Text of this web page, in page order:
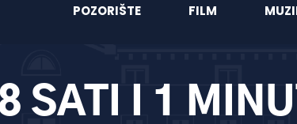
POZORIŠTE FILM
SATI I 1